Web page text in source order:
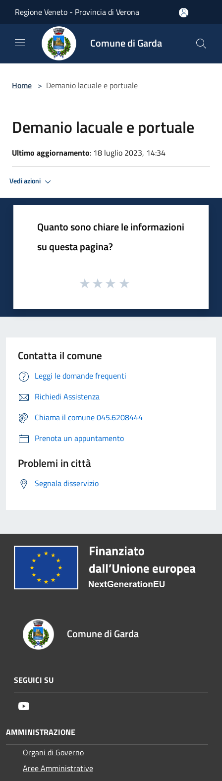
Regione Veneto - Provincia di Verona
Comune di Garda
Home > Demanio lacuale e portuale
Demanio lacuale e portuale
Ultimo aggiornamento: 18 luglio 2023, 14:34
Vedi azioni
Quanto sono chiare le informazioni
su questa pagina?
Contatta il comune
Leggi le domande frequenti
Richiedi Assistenza
Chiama il comune 045.6208444
Prenota un appuntamento
Problemi in città
Segnala disservizio
Comune di Garda
SEGUICI SU
AMMINISTRAZIONE
Organi di Governo
Aree Amministrative